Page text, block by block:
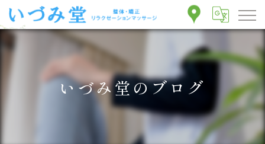
いづみ堂のブログ